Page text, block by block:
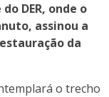
DER, onde o
assinou a
da
o trecho